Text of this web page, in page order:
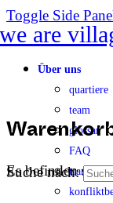
Toggle Side
Über uns
quartiere
team
glossar
FAQ
Es befinden sich
Suche nach: